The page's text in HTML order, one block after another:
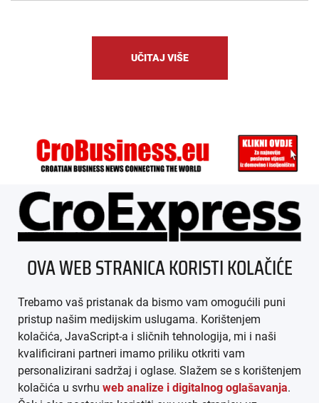
UČITAJ VIŠE
ÜBER UNS
IMPRESSUM
AGB
DATENSCHUTZ
MEDIADATEN
OVA WEB STRANICA KORISTI KOLAČIĆE
Trebamo vaš pristanak da bismo vam omogućili puni
pristup našim medijskim uslugama. Korištenjem
kolačića, JavaScript-a i sličnih tehnologija, mi i naši
kvalificirani partneri imamo priliku otkriti vam
personalizirani sadržaj i oglase. Slažem se s korištenjem
kolačića u svrhu web analize i digitalnog oglašavanja.